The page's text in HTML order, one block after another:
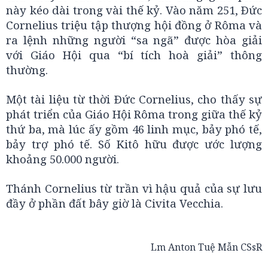
này kéo dài trong vài thế kỷ. Vào năm 251, Ðức
Cornelius triệu tập thượng hội đồng ở Rôma và
ra lệnh những người “sa ngã” được hòa giải
với Giáo Hội qua “bí tích hoà giải” thông
thường.
Một tài liệu từ thời Ðức Cornelius, cho thấy sự
phát triển của Giáo Hội Rôma trong giữa thế kỷ
thứ ba, mà lúc ấy gồm 46 linh mục, bảy phó tế,
bảy trợ phó tế. Số Kitô hữu được ước lượng
khoảng 50.000 người.
Thánh Cornelius từ trần vì hậu quả của sự lưu
đầy ở phần đất bây giờ là Civita Vecchia.
Lm Anton Tuệ Mẫn CSsR